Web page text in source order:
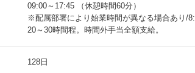
09:00～17:45 （休憩時間60分）
※配属部署により始業時間が異なる場合あり/
20～30時間程。時間外手当全額支給。
128日